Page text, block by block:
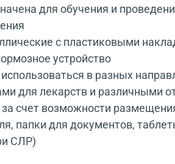
для обучения и
с пластиковыми
устройство
в разных
для лекарств и различными
счет возможности
папки для документов,
СЛР)